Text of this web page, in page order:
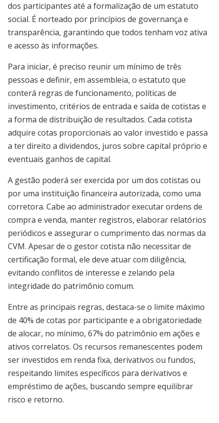
dos participantes até a formalização de um estatuto
social. É norteado por princípios de governança e
transparência, garantindo que todos tenham voz ativa
e acesso às informações.
Para iniciar, é preciso reunir um mínimo de três
pessoas e definir, em assembleia, o estatuto que
conterá regras de funcionamento, políticas de
investimento, critérios de entrada e saída de cotistas e
a forma de distribuição de resultados. Cada cotista
adquire cotas proporcionais ao valor investido e passa
a ter direito a dividendos, juros sobre capital próprio e
eventuais ganhos de capital.
A gestão poderá ser exercida por um dos cotistas ou
por uma instituição financeira autorizada, como uma
corretora. Cabe ao administrador executar ordens de
compra e venda, manter registros, elaborar relatórios
periódicos e assegurar o cumprimento das normas da
CVM. Apesar de o gestor cotista não necessitar de
certificação formal, ele deve atuar com diligência,
evitando conflitos de interesse e zelando pela
integridade do patrimônio comum.
Entre as principais regras, destaca-se o limite máximo
de 40% de cotas por participante e a obrigatoriedade
de alocar, no mínimo, 67% do patrimônio em ações e
ativos correlatos. Os recursos remanescentes podem
ser investidos em renda fixa, derivativos ou fundos,
respeitando limites específicos para derivativos e
empréstimo de ações, buscando sempre equilibrar
risco e retorno.